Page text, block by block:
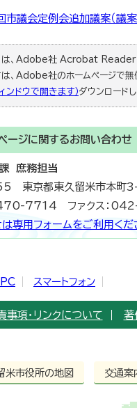
議会定例会追加議案（議
は、Adobe社 Acrobat
、Adobe社のホームページで無
ンドウで開きます）ダウンロード
ージに関するお問い合わせ
庶務担当
東京都東久留米市本町
7714 ファクス：
専用フォームをご利用くだ
PC スマートフォン
事項・リンクについて 著
米市役所の地図
交通案